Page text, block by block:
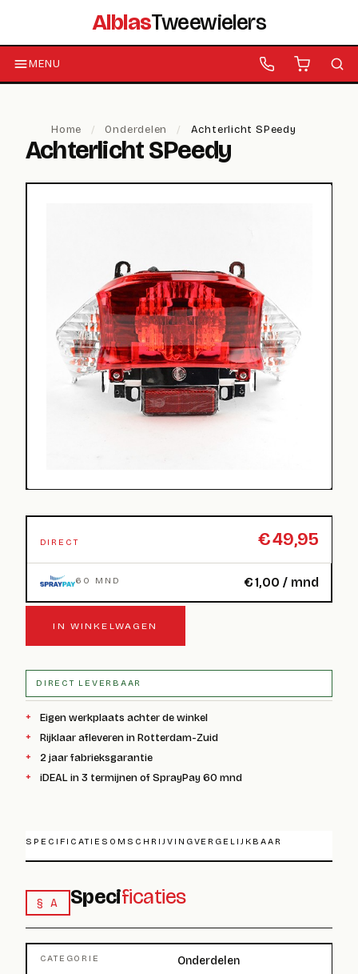
AlblasTweewielers
MENU
Home / Onderdelen / Achterlicht SPeedy
Achterlicht SPeedy
DIRECT €49,95
60 MND €1,00 / mnd
IN WINKELWAGEN
DIRECT LEVERBAAR
Eigen werkplaats achter de winkel
Rijklaar afleveren in Rotterdam-Zuid
2 jaar fabrieksgarantie
iDEAL in 3 termijnen of SprayPay 60 mnd
SPECIFICATIES OMSCHRIJVINGVERGELIJKBAAR
§ A Specificaties
CATEGORIE Onderdelen